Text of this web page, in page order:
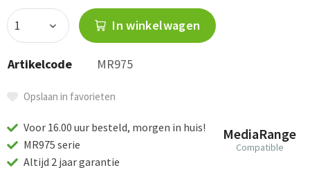
In winkelwagen
Artikelcode MR975
Opslaan in favorieten
MediaRange
Compatible
Voor 16.00 uur besteld, morgen in huis!
MR975 serie
Altijd 2 jaar garantie